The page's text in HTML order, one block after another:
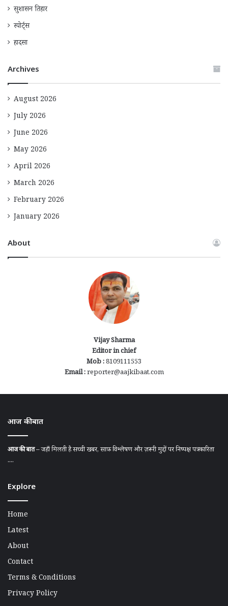
सुशासन तिहार
स्पोर्ट्स
हादसा
Archives
August 2026
July 2026
June 2026
May 2026
April 2026
March 2026
February 2026
January 2026
About
Vijay Sharma
Editor in chief
Mob :8109111553
Email :reporter@aajkibaat.com
आज की बात
आज की बात– जहाँ मिलती है सच्ची खबर, साफ़ विश्लेषण और ज़रूरी मुद्दों पर निष्पक्ष पत्रकारिता
....
Explore
Home
Latest
About
Contact
Terms & Conditions
Privacy Policy